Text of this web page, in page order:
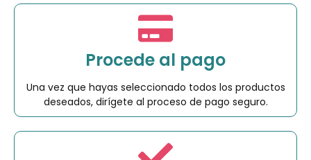
Procede al pago
Una vez que hayas seleccionado todos los productos
deseados, dirígete al proceso de pago seguro.